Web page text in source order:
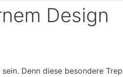
Design
Denn diese besondere